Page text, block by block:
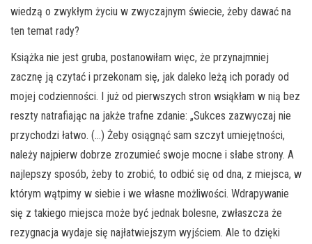
wiedzą o zwykłym życiu w zwyczajnym świecie, żeby dawać na
ten temat rady?
Książka nie jest gruba, postanowiłam więc, że przynajmniej
zacznę ją czytać i przekonam się, jak daleko leżą ich porady od
mojej codzienności. I już od pierwszych stron wsiąkłam w nią bez
reszty natrafiając na jakże trafne zdanie: „Sukces zazwyczaj nie
przychodzi łatwo. (…) Żeby osiągnąć sam szczyt umiejętności,
należy najpierw dobrze zrozumieć swoje mocne i słabe strony. A
najlepszy sposób, żeby to zrobić, to odbić się od dna, z miejsca, w
którym wątpimy w siebie i we własne możliwości. Wdrapywanie
się z takiego miejsca może być jednak bolesne, zwłaszcza że
rezygnacja wydaje się najłatwiejszym wyjściem. Ale to dzięki